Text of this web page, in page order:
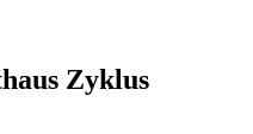
Zyklus